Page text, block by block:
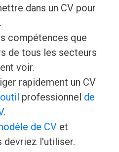
dans un CV pour
compétences que
de tous les secteurs
voir.
rapidement un CV
outil professionnel de
.
de CVet
devriez l'utiliser.